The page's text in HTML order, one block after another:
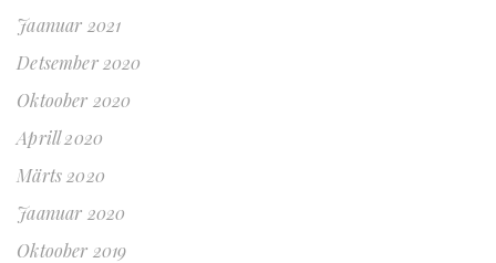
Jaanuar 2021
Detsember 2020
Oktoober 2020
Aprill 2020
Märts 2020
Jaanuar 2020
Oktoober 2019